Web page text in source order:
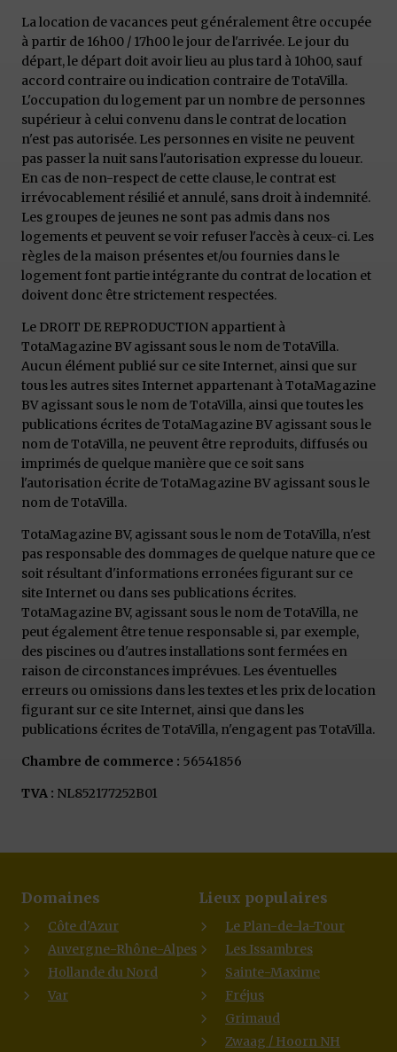
La location de vacances peut généralement être occupée
à partir de 16h00 / 17h00 le jour de l'arrivée. Le jour du
départ, le départ doit avoir lieu au plus tard à 10h00, sauf
accord contraire ou indication contraire de TotaVilla.
L'occupation du logement par un nombre de personnes
supérieur à celui convenu dans le contrat de location
n'est pas autorisée. Les personnes en visite ne peuvent
pas passer la nuit sans l'autorisation expresse du loueur.
En cas de non-respect de cette clause, le contrat est
irrévocablement résilié et annulé, sans droit à indemnité.
Les groupes de jeunes ne sont pas admis dans nos
logements et peuvent se voir refuser l'accès à ceux-ci. Les
règles de la maison présentes et/ou fournies dans le
logement font partie intégrante du contrat de location et
doivent donc être strictement respectées.
Le DROIT DE REPRODUCTION appartient à
TotaMagazine BV agissant sous le nom de TotaVilla.
Aucun élément publié sur ce site Internet, ainsi que sur
tous les autres sites Internet appartenant à TotaMagazine
BV agissant sous le nom de TotaVilla, ainsi que toutes les
publications écrites de TotaMagazine BV agissant sous le
nom de TotaVilla, ne peuvent être reproduits, diffusés ou
imprimés de quelque manière que ce soit sans
l'autorisation écrite de TotaMagazine BV agissant sous le
nom de TotaVilla.
TotaMagazine BV, agissant sous le nom de TotaVilla, n'est
pas responsable des dommages de quelque nature que ce
soit résultant d'informations erronées figurant sur ce
site Internet ou dans ses publications écrites.
TotaMagazine BV, agissant sous le nom de TotaVilla, ne
peut également être tenue responsable si, par exemple,
des piscines ou d'autres installations sont fermées en
raison de circonstances imprévues. Les éventuelles
erreurs ou omissions dans les textes et les prix de location
figurant sur ce site Internet, ainsi que dans les
publications écrites de TotaVilla, n'engagent pas TotaVilla.
Chambre de commerce : 56541856
TVA : NL852177252B01
Domaines
Côte d'Azur
Auvergne-Rhône-Alpes
Hollande du Nord
Var
Lieux populaires
Le Plan-de-la-Tour
Les Issambres
Sainte-Maxime
Fréjus
Grimaud
Zwaag / Hoorn NH